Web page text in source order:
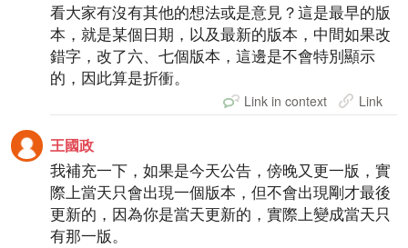
看大家有沒有其他的想法或是意見？這是最早的版
本，就是某個日期，以及最新的版本，中間如果改
錯字，改了六、七個版本，這邊是不會特別顯示
的，因此算是折衝。
Link in context Link
王國政
我補充一下，如果是今天公告，傍晚又更一版，實
際上當天只會出現一個版本，但不會出現剛才最後
更新的，因為你是當天更新的，實際上變成當天只
有那一版。